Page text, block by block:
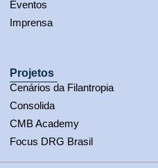
Eventos
Imprensa
Projetos
Cenários da Filantropia
Consolida
CMB Academy
Focus DRG Brasil